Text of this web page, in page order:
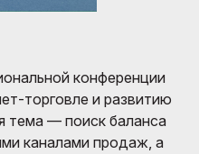
конференции
торговле и развитию
тема — поиск баланса
каналами продаж, а